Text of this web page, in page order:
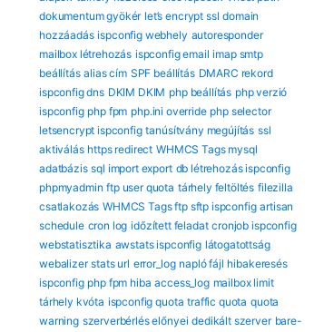
dokumentum gyökér let’s encrypt ssl domain
hozzáadás ispconfig webhely autoresponder
mailbox létrehozás ispconfig email imap smtp
beállítás alias cím SPF beállítás DMARC rekord
ispconfig dns DKIM DKIM php beállítás php verzió
ispconfig php fpm php.ini override php selector
letsencrypt ispconfig tanúsítvány megújítás ssl
aktiválás https redirect WHMCS Tags mysql
adatbázis sql import export db létrehozás ispconfig
phpmyadmin ftp user quota tárhely feltöltés filezilla
csatlakozás WHMCS Tags ftp sftp ispconfig artisan
schedule cron log időzített feladat cronjob ispconfig
webstatisztika awstats ispconfig látogatottság
webalizer stats url error_log napló fájl hibakeresés
ispconfig php fpm hiba access_log mailbox limit
tárhely kvóta ispconfig quota traffic quota quota
warning szerverbérlés előnyei dedikált szerver bare-